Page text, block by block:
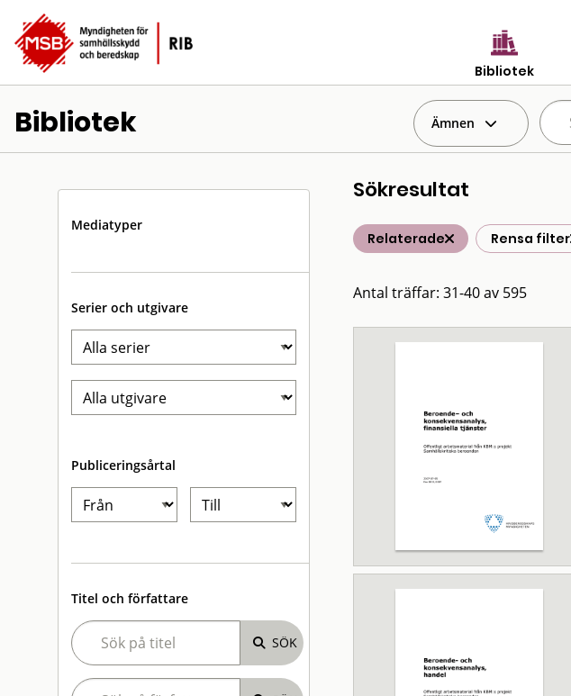
Bibliotek
Bibliotek Ämnen
Mediatyper
Serier och utgivare
Publiceringsårtal
Titel och författare
Sökresultat
Relaterade Rensa filter
Antal träffar: 31-40 av 595